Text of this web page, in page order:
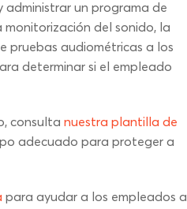
administrar un programa de
monitorización del sonido, la
pruebas audiométricas a los
determinar si el empleado
consulta nuestra plantilla de
adecuado para proteger a
para ayudar a los empleados a